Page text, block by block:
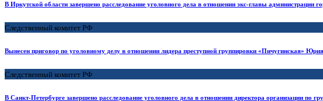
В Иркутской области завершено расследование уголовного дела в отношении экс-главы
Следственный комитет РФ
Вынесен приговор по уголовному делу в отношении лидера преступной группировки «Пичугинская»
Следственный комитет РФ
В Санкт-Петербурге завершено расследование уголовного дела в отношении директора организации по